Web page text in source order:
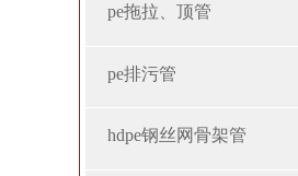
pe拖拉、顶管
pe排污管
hdpe钢丝网骨架管